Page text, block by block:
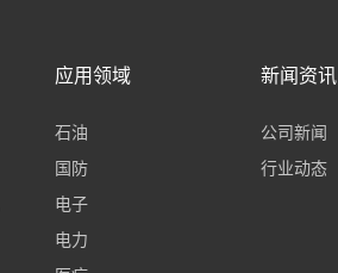
应用领域
石油
国防
电子
电力
新闻资讯
公司新闻
行业动态